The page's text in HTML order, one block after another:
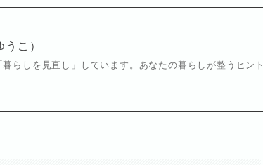
こ）
らしを見直し」しています。あなたの暮らしが整うヒント